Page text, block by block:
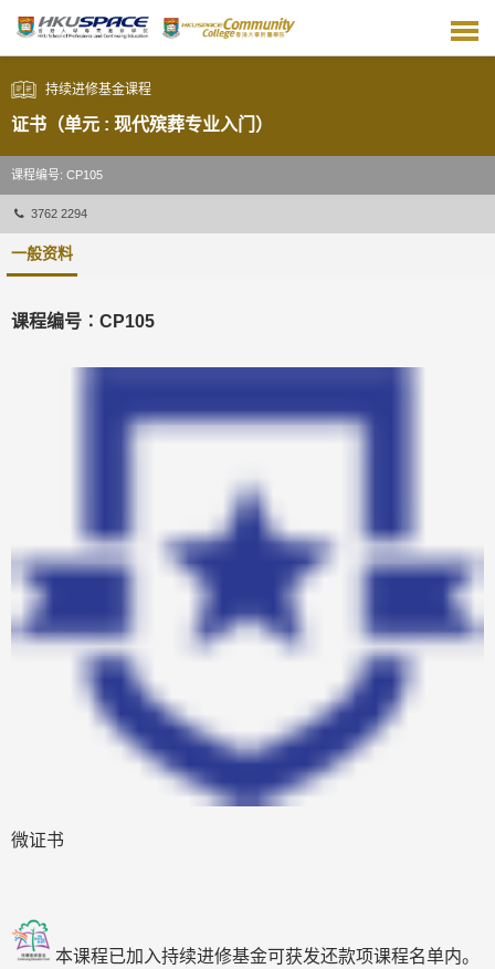
主
内
容
持续进修基金课程
证书（单元 : 现代殡葬专业入门）
课程编号: CP105
3762 2294
一般资料
课程编号∶CP105
微证书
本课程已加入持续进修基金可获发还款项课程名单内。